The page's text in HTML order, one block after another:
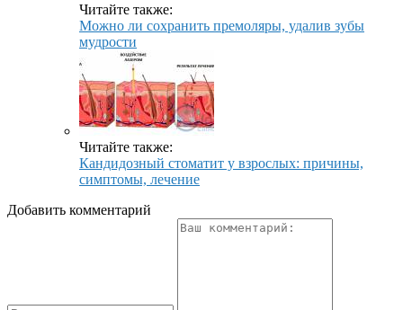
Читайте также:
Можно ли сохранить премоляры, удалив зубы
мудрости
Читайте также:
Кандидозный стоматит у взрослых: причины,
симптомы, лечение
Добавить комментарий